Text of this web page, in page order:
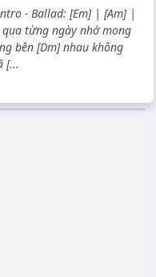
- Ballad: [Em] | [Am] |
từng ngày nhớ mong
bên [Dm] nhau không
[...